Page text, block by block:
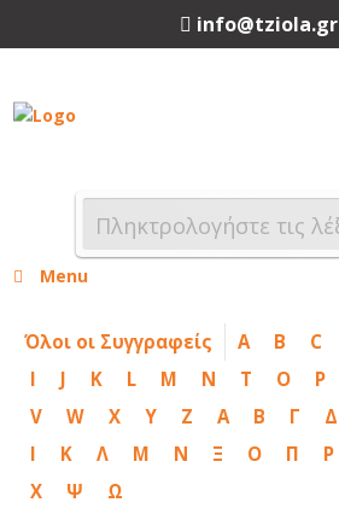
info@tziola.gr
Menu
Όλοι οι Συγγραφείς A B C
I
J K L M N T O P
V
W X Y Z Α Β Γ Δ
Ι
Κ Λ Μ Ν Ξ Ο Π Ρ
Χ
Ψ Ω